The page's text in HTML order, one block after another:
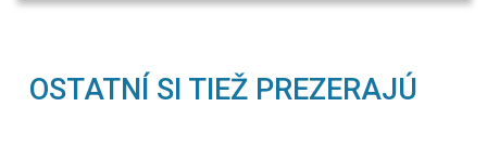
OSTATNÍ SI TIEŽ PREZERAJÚ